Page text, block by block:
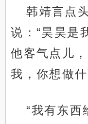
韩靖言点
说：“昊昊是
他客气点儿
我，你想做
“我有东西